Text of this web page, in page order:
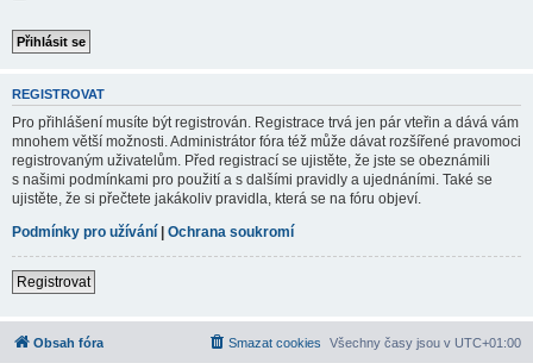
REGISTROVAT
Pro přihlášení musíte být registrován. Registrace trvá jen pár vteřin a dává vám
mnohem větší možnosti. Administrátor fóra též může dávat rozšířené pravomoci
registrovaným uživatelům. Před registrací se ujistěte, že jste se obeznámili
s našimi podmínkami pro použití a s dalšími pravidly a ujednáními. Také se
ujistěte, že si přečtete jakákoliv pravidla, která se na fóru objeví.
Podmínky pro užívání | Ochrana soukromí
Registrovat
Obsah fóra Všechny časy jsou v UTC+01:00
Smazat cookies